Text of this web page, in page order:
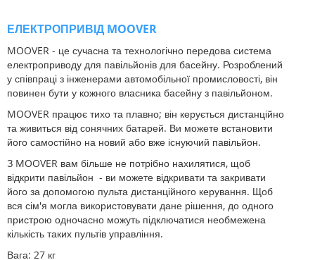
ЕЛЕКТРОПРИВІД MOOVER
MOOVER - це сучасна та технологічно передова система
електроприводу для павільйонів для басейну. Розроблений
у співпраці з інженерами автомобільної промисловості, він
повинен бути у кожного власника басейну з павільйоном.
MOOVER працює тихо та плавно; він керується дистанційно
та живиться від сонячних батарей. Ви можете встановити
його самостійно на новий або вже існуючий павільйон.
З MOOVER вам більше не потрібно нахилятися, щоб
відкрити павільйон - ви можете відкривати та закривати
його за допомогою пульта дистанційного керування. Щоб
вся сім'я могла використовувати дане рішення, до одного
пристрою одночасно можуть підключатися необмежена
кількість таких пультів управління.
Вага: 27 кг